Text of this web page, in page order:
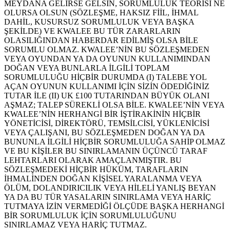
MEYDANA GELİRSE GELSİN, SORUMLULUK TEORİSİ NE
OLURSA OLSUN (SÖZLEŞME, HAKSIZ FİİL, İHMAL
DAHİL, KUSURSUZ SORUMLULUK VEYA BAŞKA
ŞEKİLDE) VE KWALEE BU TÜR ZARARLARIN
OLASILIĞINDAN HABERDAR EDİLMİŞ OLSA BİLE
SORUMLU OLMAZ. KWALEE’NİN BU SÖZLEŞMEDEN
VEYA OYUNDAN YA DA OYUNUN KULLANIMINDAN
DOĞAN VEYA BUNLARLA İLGİLİ TOPLAM
SORUMLULUĞU HİÇBİR DURUMDA (I) TALEBE YOL
AÇAN OYUNUN KULLANIMI İÇİN SİZİN ÖDEDİĞİNİZ
TUTAR İLE (II) UK £100 TUTARINDAN BÜYÜK OLANI
AŞMAZ; TALEP SÜREKLİ OLSA BİLE. KWALEE’NİN VEYA
KWALEE’NİN HERHANGİ BİR İŞTİRAKİNİN HİÇBİR
YÖNETİCİSİ, DİREKTÖRÜ, TEMSİLCİSİ, YÜKLENİCİSİ
VEYA ÇALIŞANI, BU SÖZLEŞMEDEN DOĞAN YA DA
BUNUNLA İLGİLİ HİÇBİR SORUMLULUĞA SAHİP OLMAZ
VE BU KİŞİLER BU SINIRLAMANIN ÜÇÜNCÜ TARAF
LEHTARLARI OLARAK AMAÇLANMIŞTIR. BU
SÖZLEŞMEDEKİ HİÇBİR HÜKÜM, TARAFLARIN
İHMALİNDEN DOĞAN KİŞİSEL YARALANMA VEYA
ÖLÜM, DOLANDIRICILIK VEYA HİLELİ YANLIŞ BEYAN
YA DA BU TÜR YASALARIN SINIRLAMA VEYA HARİÇ
TUTMAYA İZİN VERMEDİĞİ ÖLÇÜDE BAŞKA HERHANGİ
BİR SORUMLULUK İÇİN SORUMLULUĞUNU
SINIRLAMAZ VEYA HARİÇ TUTMAZ.